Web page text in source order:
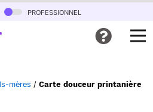
professionnel
mères / Carte douceur printanière